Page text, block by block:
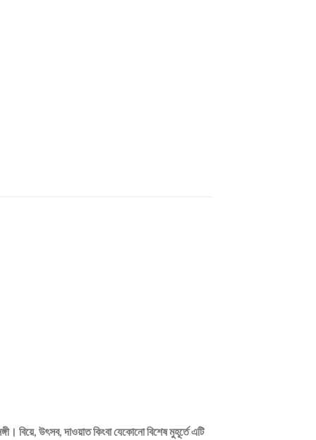
বিয়ে, উৎসব, দাওয়াত কিংবা যেকোনো বিশেষ মুহূর্তে এটি